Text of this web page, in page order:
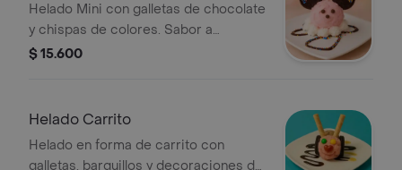
Helado Mini con galletas de chocolate
y chispas de colores. Sabor a
elección.
$ 15.600
Helado Carrito
Helado en forma de carrito con
galletas, barquillos y decoraciones de